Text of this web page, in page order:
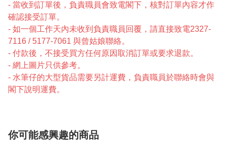
- 當收到訂單後，負責職員會致電閣下，核對訂單內容才作
確認接受訂單。
- 如一個工作天內未收到負責職員回覆，請直接致電2327-
7116 / 5177-7061 與曾姑娘聯絡。
- 付款後，不接受買方任何原因取消訂單或要求退款。
- 網上圖片只供參考。
- 水筆仔的大型貨品需要另計運費，負責職員於聯絡時會與
閣下說明運費。
你可能感興趣的商品